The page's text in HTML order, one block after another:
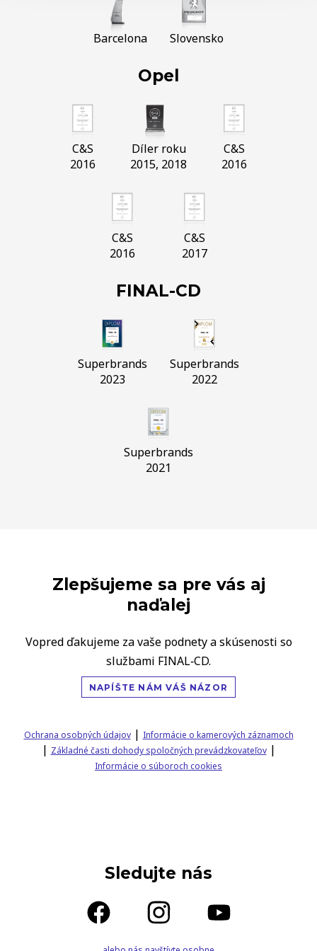
Barcelona Slovensko
Opel
C&S
2016
Díler roku
2015, 2018
C&S
2016
C&S
2016
C&S
2017
FINAL-CD
Superbrands
2023
Superbrands
2022
Superbrands
2021
Zlepšujeme sa pre vás aj
naďalej
Vopred ďakujeme za vaše podnety a skúsenosti so
službami FINAL‑CD.
NAPÍŠTE NÁM VÁŠ NÁZOR
Ochrana osobných údajov| Informácie o kamerových záznamoch
| Základné časti dohody spoločných prevádzkovateľov|
Informácie o súboroch cookies
Sledujte nás